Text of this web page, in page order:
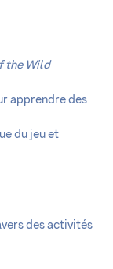
the Wild
apprendre des
du jeu et
des activités